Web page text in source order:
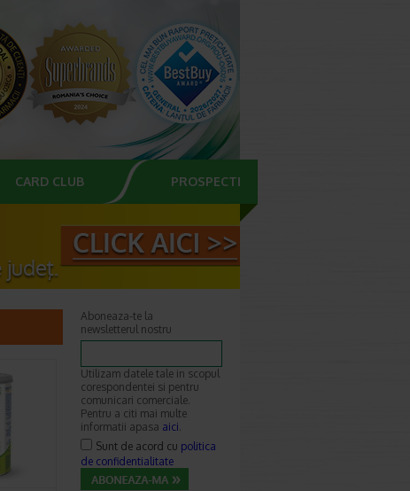
CARD CLUB PROSPECTE
Aboneaza-te la
newsletterul nostru
Utilizam datele tale in scopul
corespondentei si pentru
comunicari comerciale.
Pentru a citi mai multe
informatii apasa aici.
Sunt de acord cu politica
de confidentialitate